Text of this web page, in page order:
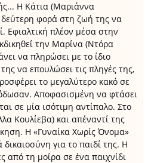
Η Κάτια (Μαριάννα
δεύτερη φορά στη ζωή της να
Εφιαλτική πλέον μέσα στην
την Μαρίνα (Ντόρα
να πληρώσει με το ίδιο
να επουλώσει τις πληγές της,
το μεγαλύτερο κακό σε
Αποφασισμένη να φτάσει
σε μία ισότιμη αντίπαλο. Στο
Κουλίεβα) και απέναντί της
Η «Γυναίκα Χωρίς Όνομα»
για το παιδί της. Η
από τη μοίρα σε ένα παιχνίδι